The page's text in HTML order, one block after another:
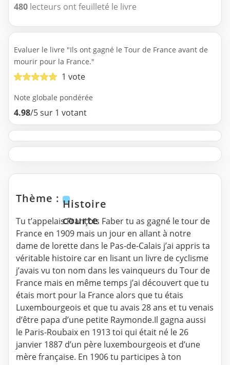
480 lecteurs ont feuilleté le livre
Evaluer le livre "Ils ont gagné le Tour de France avant de
mourir pour la France."
1 vote
Note globale pondérée
4.98/5 sur 1 votant
Thème : Histoire
courte
Tu t’appelais François Faber tu as gagné le tour de
France en 1909 mais un jour en allant à notre
dame de lorette dans le Pas-de-Calais j’ai appris ta
véritable histoire car en lisant un livre de cyclisme
j’avais vu ton nom dans les vainqueurs du Tour de
France mais en même temps j’ai découvert que tu
étais mort pour la France alors que tu étais
Luxembourgeois et que tu avais 28 ans et tu venais
d’être papa d’une petite Raymonde.Il gagna aussi
le Paris-Roubaix en 1913 toi qui était né le 26
janvier 1887 d’un père luxembourgeois et d’une
mère française. En 1906 tu participes à ton